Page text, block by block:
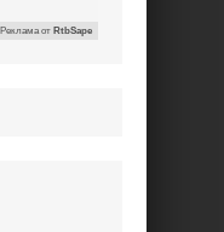
Реклама от RtbSape